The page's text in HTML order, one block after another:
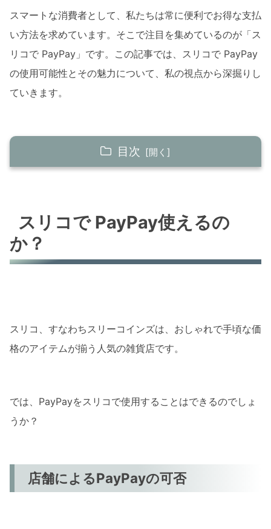
スマートな消費者として、私たちは常に便利でお得な支払
い方法を求めています。そこで注目を集めているのが「ス
リコで PayPay」です。この記事では、スリコで PayPay
の使用可能性とその魅力について、私の視点から深掘りし
ていきます。
目次
スリコでのPayPayのメリット
スリコで PayPayの利用可能店舗
PayPay対応店舗の一覧
スリコで PayPayの今後
まとめ
スリコで PayPay使えるの
か？
スリコ、すなわちスリーコインズは、おしゃれで手頃な価
格のアイテムが揃う人気の雑貨店です。
では、PayPayをスリコで使用することはできるのでしょ
うか？
店舗によるPayPayの可否